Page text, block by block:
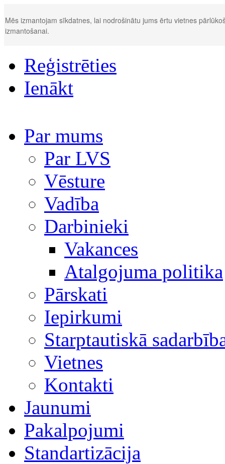
Mēs izmantojam sīkdatnes, lai nodrošinātu jums ērtu vietnes
izmantošanai.
Reģistrēties
Ienākt
Par mums
Par LVS
Vēsture
Vadība
Darbinieki
Vakances
Atalgojuma politika
Pārskati
Iepirkumi
Starptautiskā
Vietnes
Kontakti
Jaunumi
Pakalpojumi
Standartizācija